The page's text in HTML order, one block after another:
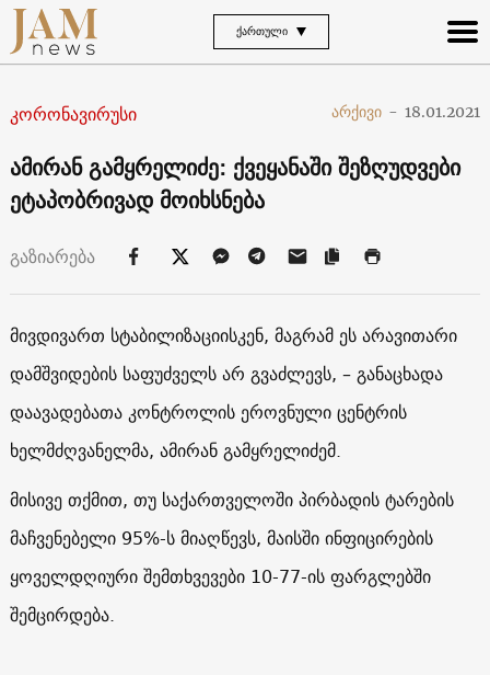
ᲥᲐᲠᲗᲣᲚᲘ
კორონავირუსი არქივი - 18.01.2021
ამირან გამყრელიძე: ქვეყანაში შეზღუდვები
ეტაპობრივად მოიხსნება
გაზიარება
მივდივართ სტაბილიზაციისკენ, მაგრამ ეს არავითარი
დამშვიდების საფუძველს არ გვაძლევს, – განაცხადა
დაავადებათა კონტროლის ეროვნული ცენტრის
ხელმძღვანელმა, ამირან გამყრელიძემ.
მისივე თქმით, თუ საქართველოში პირბადის ტარების
მაჩვენებელი 95%-ს მიაღწევს, მაისში ინფიცირების
ყოველდღიური შემთხვევები 10-77-ის ფარგლებში
შემცირდება.